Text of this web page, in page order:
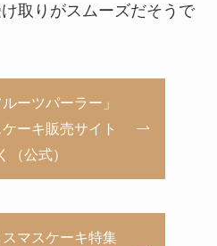
取りがスムーズだそうで
ーツパーラー」
ーキ販売サイト
（公式）
マスケーキ特集